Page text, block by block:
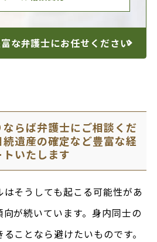
な弁護士にお任せください
らば弁護士にご相談くだ
遺産の確定など豊富な経
いたします
そうしても起こる可能性があ
が続いています。身内同士の
ることなら避けたいものです。